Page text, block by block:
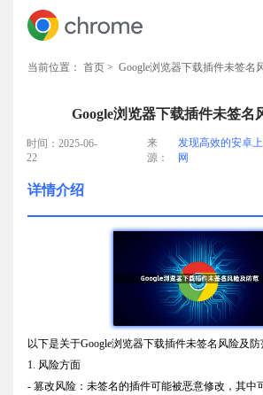
当前位置： 首页 > Google浏览器下载插件未签名
Google浏览器下载插件未签名
时间：2025-06-
22
来
源：
发现高效的安卓
网
详情介绍
以下是关于Google浏览器下载插件未签名风险及防
1. 风险方面
- 篡改风险：未签名的插件可能被恶意修改，其中